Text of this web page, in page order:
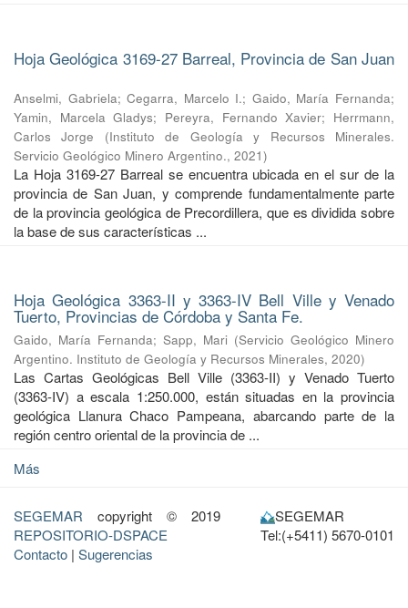
Hoja Geológica 3169-27 Barreal, Provincia de San Juan
Anselmi, Gabriela;Cegarra, Marcelo I.; Gaido, María Fernanda;
Yamin, Marcela Gladys; Pereyra, Fernando Xavier; Herrmann,
Carlos Jorge
(Instituto de Geología y Recursos Minerales.
Servicio Geológico Minero Argentino., 2021)
La Hoja 3169-27 Barreal se encuentra ubicada en el sur de la
provincia de San Juan, y comprende fundamentalmente parte
de la provincia geológica de Precordillera, que es dividida sobre
la base de sus características ...
Hoja Geológica 3363-II y 3363-IV Bell Ville y Venado
Tuerto, Provincias de Córdoba y Santa Fe.
Gaido, María Fernanda; Sapp, Mari (Servicio Geológico Minero
Argentino. Instituto de Geología y Recursos Minerales, 2020)
Las Cartas Geológicas Bell Ville (3363-II) y Venado Tuerto
(3363-IV) a escala 1:250.000, están situadas en la provincia
geológica Llanura Chaco Pampeana, abarcando parte de la
región centro oriental de la provincia de ...
Más
SEGEMAR copyright © 2019
REPOSITORIO-DSPACE
Contacto | Sugerencias
SEGEMAR
Tel:(+5411) 5670-0101